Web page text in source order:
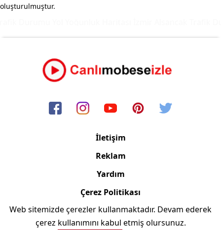
oluşturulmuştur.
İletişim
Reklam
Yardım
Çerez Politikası
Copyright © 2006/2024 Canlimobeseizle.com
Web sitemizde çerezler kullanmaktadır. Devam ederek
çerez kullanımını kabul etmiş olursunuz.